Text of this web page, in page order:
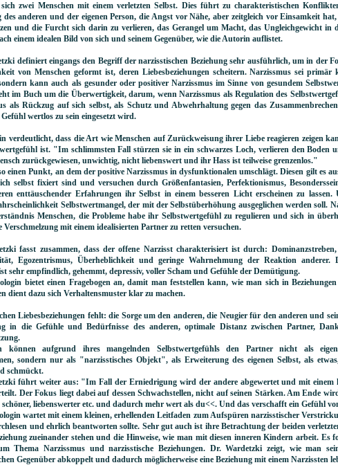
sich zwei Menschen mit einem verletzten Selbst. Dies führt zu charakteristischen
anderen und der eigenen Person, die Angst vor Nähe, aber zeitgleich vor Einsamkeit
und die Furcht sich darin zu verlieren, das Gerangel um Macht, das Ungleichgewicht in
einem idealen Bild von sich und seinem Gegenüber, wie die Autorin auflistet.
definiert eingangs den Begriff der narzisstischen Beziehung sehr ausführlich, um in der
von Menschen geformt ist, deren Liebesbeziehungen scheitern. Narzissmus sei
kann auch als gesunder oder positiver Narzissmus im Sinne von gesundem
im Buch um die Überwertigkeit, darum, wenn Narzissmus als Regulation des
als Rückzug auf sich selbst, als Schutz und Abwehrhaltung gegen das
Gefühl wertlos zu sein eingesetzt wird.
verdeutlicht, dass die Art wie Menschen auf Zurückweisung ihrer Liebe reagieren zeigen
ist. "Im schlimmsten Fall stürzen sie in ein schwarzes Loch, verlieren den Boden
zurückgewiesen, unwichtig, nicht liebenswert und ihr Hass ist teilweise grenzenlos."
einen Punkt, an dem der positive Narzissmus in dysfunktionalen umschlägt. Diesen gilt es
selbst fixiert sind und versuchen durch Größenfantasien, Perfektionismus,
enttäuschender Erfahrungen ihr Selbst in einem besseren Licht erscheinen zu
Selbstwertmangel, der mit der Selbstüberhöhung ausgeglichen werden soll.
Menschen, die Probleme habe ihr Selbstwertgefühl zu regulieren und sich in
Verschmelzung mit einem idealisierten Partner zu retten versuchen.
fasst zusammen, dass der offene Narzisst charakterisiert ist durch:
Egozentrismus, Überheblichkeit und geringe Wahrnehmung der Reaktion anderer.
sehr empfindlich, gehemmt, depressiv, voller Scham und Gefühle der Demütigung.
bietet einen Fragebogen an, damit man feststellen kann, wie man sich in
dient dazu sich Verhaltensmuster klar zu machen.
Liebesbeziehungen fehlt: die Sorge um den anderen, die Neugier für den anderen und
in die Gefühle und Bedürfnisse des anderen, optimale Distanz zwischen Partner,
können aufgrund ihres mangelnden Selbstwertgefühls den Partner nicht als
sondern nur als "narzisstisches Objekt", als Erweiterung des eigenen Selbst, als
schmückt.
führt weiter aus: "Im Fall der Erniedrigung wird der andere abgewertet und mit einem
Der Fokus liegt dabei auf dessen Schwachstellen, nicht auf seinen Stärken. Am Ende
schöner, liebenswerter etc. und dadurch mehr wert als du<<. Und das verschafft ein Gefühl
wartet mit einem kleinen, erhellenden Leitfaden zum Aufspüren narzisstischer
und ehrlich beantworten sollte. Sehr gut auch ist ihre Betrachtung der beiden
zueinander stehen und die Hinweise, wie man mit diesen inneren Kindern arbeit. Es
Thema Narzissmus und narzisstische Beziehungen. Dr. Wardetzki zeigt, wie man
Gegenüber abkoppelt und dadurch möglicherweise eine Beziehung mit einem Narzissten